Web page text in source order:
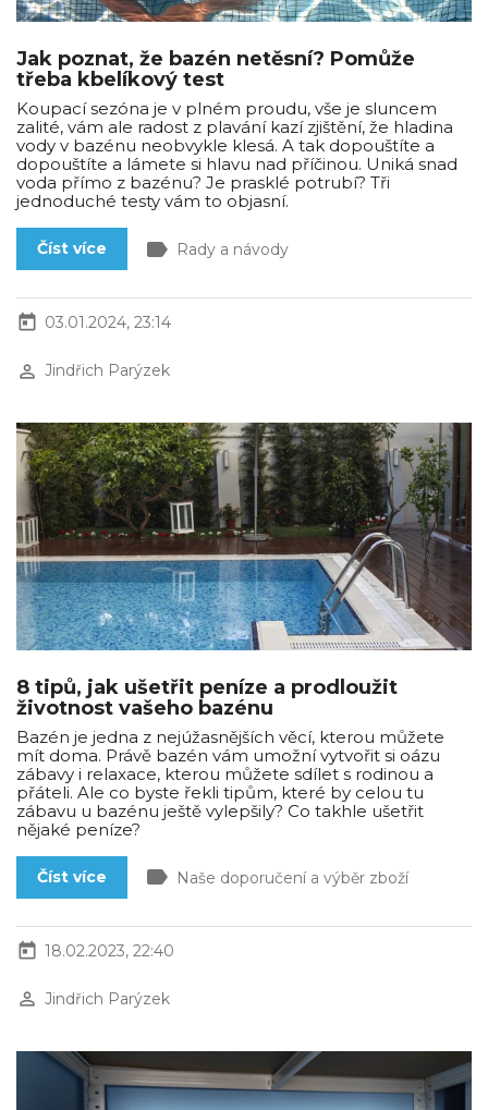
Jak poznat, že bazén netěsní? Pomůže
třeba kbelíkový test
Koupací sezóna je v plném proudu, vše je sluncem
zalité, vám ale radost z plavání kazí zjištění, že hladina
vody v bazénu neobvykle klesá. A tak dopouštíte a
dopouštíte a lámete si hlavu nad příčinou. Uniká snad
voda přímo z bazénu? Je prasklé potrubí? Tři
jednoduché testy vám to objasní.
Číst více label Rady a návody
today 03.01.2024, 23:14
perm_identity Jindřich Parýzek
8 tipů, jak ušetřit peníze a prodloužit
životnost vašeho bazénu
Bazén je jedna z nejúžasnějších věcí, kterou můžete
mít doma. Právě bazén vám umožní vytvořit si oázu
zábavy i relaxace, kterou můžete sdílet s rodinou a
přáteli. Ale co byste řekli tipům, které by celou tu
zábavu u bazénu ještě vylepšily? Co takhle ušetřit
nějaké peníze?
Číst více label Naše doporučení a výběr zboží
today 18.02.2023, 22:40
perm_identity Jindřich Parýzek